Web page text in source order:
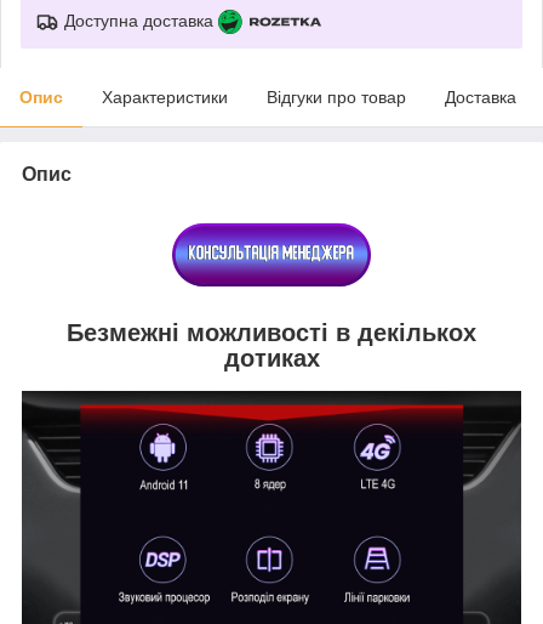
Доступна доставка
Опис Характеристики Відгуки про товар Доставка
Опис
Безмежні можливості в декількох
дотиках